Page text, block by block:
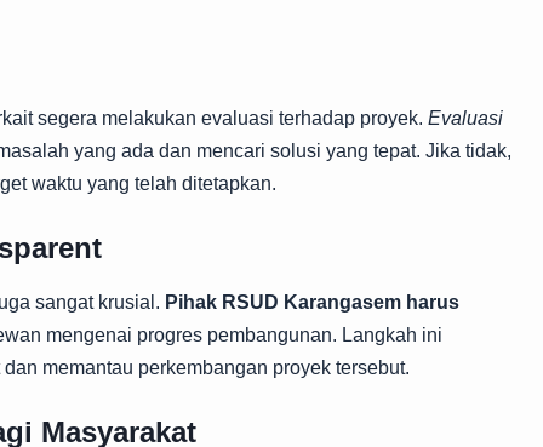
segera melakukan evaluasi terhadap proyek. Evaluasi
yang ada dan mencari solusi yang tepat. Jika tidak,
waktu yang telah ditetapkan.
sangat krusial. Pihak RSUD Karangasem harus
mengenai progres pembangunan. Langkah ini
memantau perkembangan proyek tersebut.
Masyarakat